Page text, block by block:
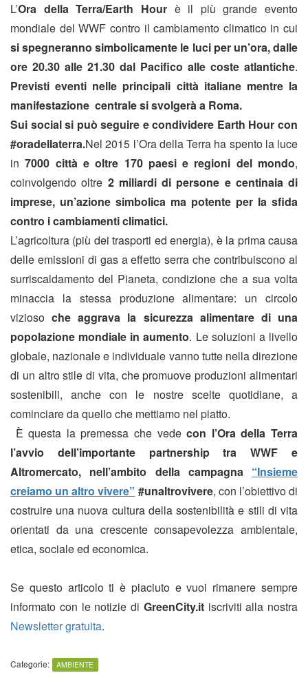
L’Ora della Terra/Earth Hour è il più grande evento
mondiale del WWF contro il cambiamento climatico in cui
si spegneranno simbolicamente le luci per un’ora, dalle
ore 20.30 alle 21.30 dal Pacifico alle coste atlantiche.
Previsti eventi nelle principali città italiane mentre la
manifestazione centrale si svolgerà a Roma.
Sui social si può seguire e condividere Earth Hour con
#oradellaterra.Nel 2015 l’Ora della Terra ha spento la luce
in7000 città e oltre 170 paesi e regioni del mondo,
coinvolgendo oltre 2 miliardi di persone e centinaia di
imprese, un’azione simbolica ma potente per la sfida
contro i cambiamenti climatici.
L’agricoltura (più dei trasporti ed energia), è la prima causa
delle emissioni di gas a effetto serra che contribuiscono al
surriscaldamento del Pianeta, condizione che a sua volta
minaccia la stessa produzione alimentare: un circolo
viziosoche aggrava la sicurezza alimentare di una
popolazione mondiale in aumento. Le soluzioni a livello
globale, nazionale e individuale vanno tutte nella direzione
di un altro stile di vita, che promuove produzioni alimentari
sostenibili, anche con le nostre scelte quotidiane, a
cominciare da quello che mettiamo nel piatto.
È questa la premessa che vedecon l’Ora della Terra
l’avvio dell’importante
partnership tra WWF e
Altromercato, nell’ambito della campagna “Insieme
creiamo un altro vivere” #unaltrovivere, con l’obiettivo di
costruire una nuova cultura della sostenibilità e stili di vita
orientati da una crescente consapevolezza ambientale,
etica, sociale ed economica.
Se questo articolo ti è piaciuto e vuoi rimanere sempre
informato con le notizie di GreenCity.itiscriviti alla nostra
Newsletter gratuita.
Categorie: AMBIENTE